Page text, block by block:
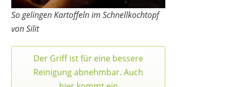
So gelingen Kartoffeln im Schnellkochtopf
von Silit
Der Griff ist für eine bessere
Reinigung abnehmbar. Auch